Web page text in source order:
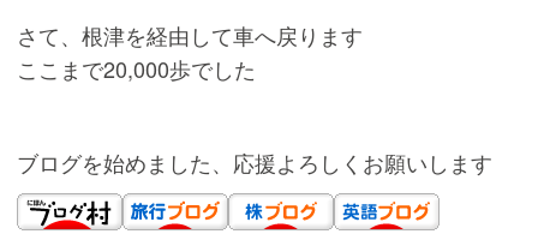
さて、根津を経由して車へ戻ります
ここまで20,000歩でした
ブログを始めました、応援よろしくお願いします